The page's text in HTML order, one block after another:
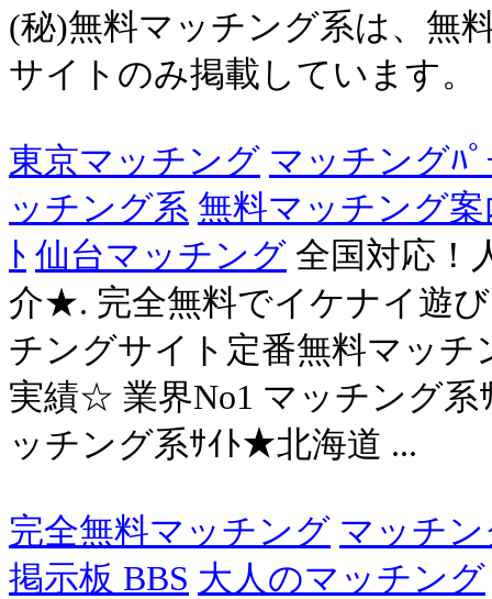
(秘)無料マッチング系は、無
サイトのみ掲載しています。
東京マッチング マッチングﾊ
ッチング系 無料マッチング案
ﾄ 仙台マッチング 全国対応！
介★. 完全無料でイケナイ遊
チングサイト定番無料マッチ
実績☆ 業界No1 マッチング
ッチング系ｻｲﾄ★北海道 ...
完全無料マッチング マッチ
掲示板 BBS 大人のマッチング